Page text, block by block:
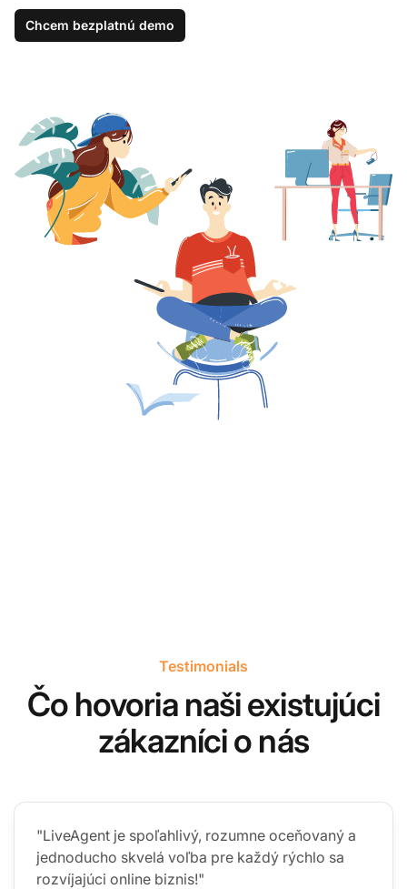
Chcem bezplatnú demo
Testimonials
Čo hovoria naši existujúci
zákazníci o nás
"LiveAgent je spoľahlivý, rozumne oceňovaný a
jednoducho skvelá voľba pre každý rýchlo sa
rozvíjajúci online biznis!"